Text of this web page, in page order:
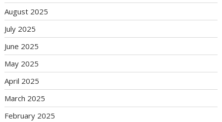
August 2025
July 2025
June 2025
May 2025
April 2025
March 2025
February 2025